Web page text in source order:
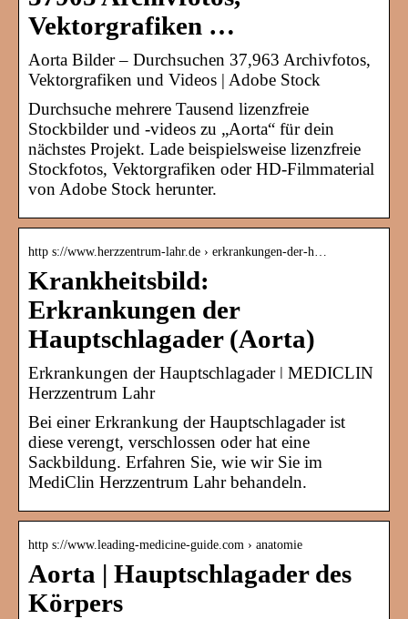
Vektorgrafiken …
Aorta Bilder – Durchsuchen 37,963 Archivfotos,
Vektorgrafiken und Videos | Adobe Stock
Durchsuche mehrere Tausend lizenzfreie
Stockbilder und -videos zu „Aorta“ für dein
nächstes Projekt. Lade beispielsweise lizenzfreie
Stockfotos, Vektorgrafiken oder HD-Filmmaterial
von Adobe Stock herunter.
http s://www.herzzentrum-lahr.de › erkrankungen-der-h…
Krankheitsbild:
Erkrankungen der
Hauptschlagader (Aorta)
Erkrankungen der Hauptschlagader ǀ MEDICLIN
Herzzentrum Lahr
Bei einer Erkrankung der Hauptschlagader ist
diese verengt, verschlossen oder hat eine
Sackbildung. Erfahren Sie, wie wir Sie im
MediClin Herzzentrum Lahr behandeln.
http s://www.leading-medicine-guide.com › anatomie
Aorta | Hauptschlagader des
Körpers